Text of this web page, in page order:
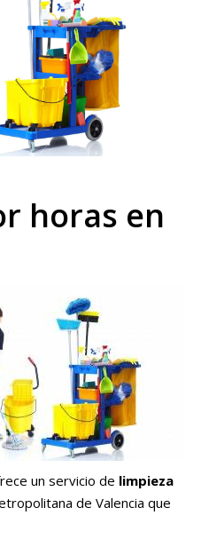
horas en
un servicio de limpieza
de Valencia que